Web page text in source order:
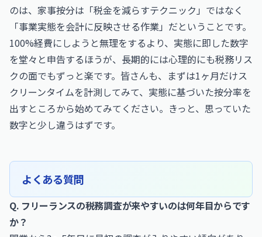
のは、家事按分は「税金を減らすテクニック」ではなく
「事業実態を会計に反映させる作業」だということです。
100%経費にしようと無理をするより、実態に即した数字
を堂々と申告するほうが、長期的には心理的にも税務リス
クの面でもずっと楽です。皆さんも、まずは1ヶ月だけス
クリーンタイムを計測してみて、実態に基づいた按分率を
出すところから始めてみてください。きっと、思っていた
数字と少し違うはずです。
よくある質問
Q. フリーランスの税務調査が来やすいのは何年目からです
か？